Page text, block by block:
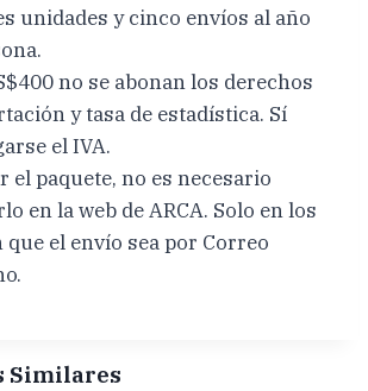
unidades y cinco envíos al año
no se abonan los derechos
y tasa de estadística. Sí
el IVA.
el paquete, no es necesario
en la web de ARCA. Solo en los
que el envío sea por Correo
Similares